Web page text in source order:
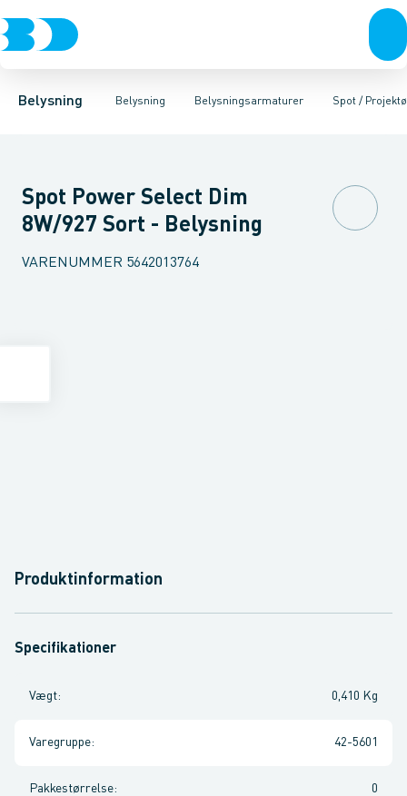
Belysning Belysning
Belysning Belysningsarmaturer
LyskilderBelysningsarmaturerLysstyringTilbehør tilSpot /
PendlerIndustriarmatur og halbelysningArmaturer for vej og
Spot Power Select Dim
8W/927 Sort - Belysning
VARENUMMER 5642013764
Produktinformation
Specifikationer
Vægt: 0,410 Kg
Varegruppe: 42-5601
Pakkestørrelse: 0